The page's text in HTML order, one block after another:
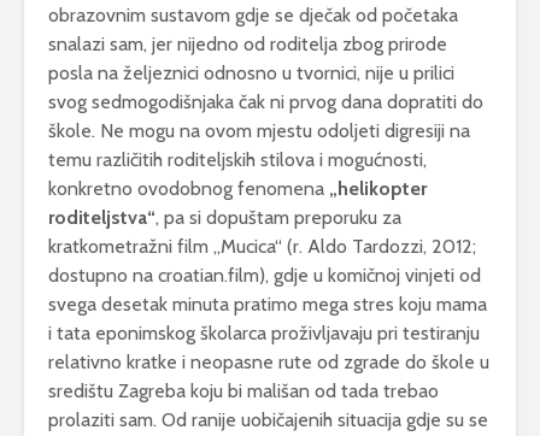
obrazovnim sustavom gdje se dječak od početaka
snalazi sam, jer nijedno od roditelja zbog prirode
posla na željeznici odnosno u tvornici, nije u prilici
svog sedmogodišnjaka čak ni prvog dana dopratiti do
škole. Ne mogu na ovom mjestu odoljeti digresiji na
temu različitih roditeljskih stilova i mogućnosti,
konkretno ovodobnog fenomena „helikopter
roditeljstva“, pa si dopuštam preporuku za
kratkometražni film „Mucica“ (r. Aldo Tardozzi, 2012;
dostupno na croatian.film), gdje u komičnoj vinjeti od
svega desetak minuta pratimo mega stres koju mama
i tata eponimskog školarca proživljavaju pri testiranju
relativno kratke i neopasne rute od zgrade do škole u
središtu Zagreba koju bi mališan od tada trebao
prolaziti sam. Od ranije uobičajenih situacija gdje su se